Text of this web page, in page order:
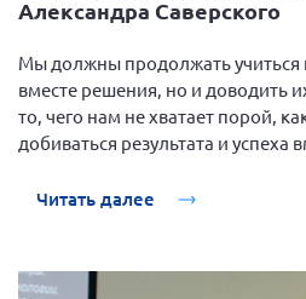
Нижегородская область
Новгородская область
Новосибирская область
Омская область
Пензенская область
Александра Саверского
Мы должны продолжать учиться
вместе решения, но и доводить
то, чего нам не хватает порой,
добиваться результата и успеха
Читать далее